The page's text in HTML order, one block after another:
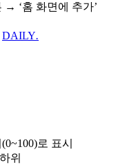
→ ‘홈 화면에 추가’
DAILY.
로 표시
위